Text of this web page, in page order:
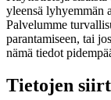
yleensä lyhyemmän
Palvelumme
parantamiseen, tai
nämä tiedot
Tietojen